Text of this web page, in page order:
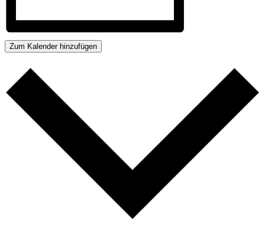
Zum Kalender hinzufügen